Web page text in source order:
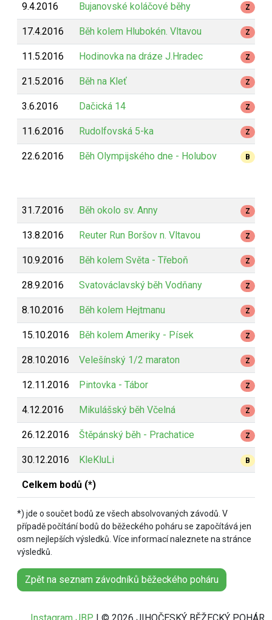
9.4.2016 Bujanovské koláčové běhy Z
17.4.2016 Běh kolem Hlubokén. Vltavou Z
11.5.2016 Hodinovka na dráze J.Hradec Z
21.5.2016 Běh na Kleť Z
3.6.2016 Dačická 14 Z
11.6.2016 Rudolfovská 5-ka Z
22.6.2016 Běh Olympijského dne - Holubov B
31.7.2016 Běh okolo sv. Anny Z
13.8.2016 Reuter Run Boršov n. Vltavou Z
10.9.2016 Běh kolem Světa - Třeboň Z
28.9.2016 Svatováclavský běh Vodňany Z
8.10.2016 Běh kolem Hejtmanu Z
15.10.2016 Běh kolem Ameriky - Písek Z
28.10.2016 Velešínský 1/2 maraton Z
12.11.2016 Pintovka - Tábor Z
4.12.2016 Mikulášský běh Včelná Z
26.12.2016 Štěpánský běh - Prachatice Z
30.12.2016 KleKluLi B
Celkem bodů (*)
*) jde o součet bodů ze všech absolvovaných závodů. V
případě počítání bodů do běžeckého poháru se započítává jen
osm nejlepších výsledků. Více informací naleznete na stránce
výsledků.
Zpět na seznam závodníků běžeckého poháru